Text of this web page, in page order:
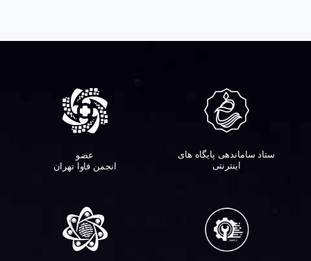
ستاد ساماندهی پایگاه های
اینترنتی
عضو
انجمن فاوا تهران